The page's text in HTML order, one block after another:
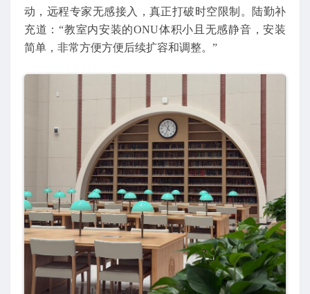
动，远程专家无感接入，真正打破时空限制。陆勤补
充道：“教室内安装的ONU体积小且无感静音，安装
简单，非常方便方便后续扩容和调整。”